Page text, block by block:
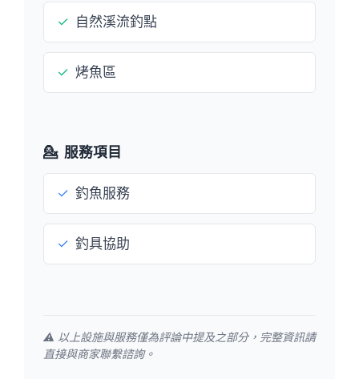
✓ 自然溪流釣點
✓ 烤魚區
💁 服務項目
✓ 釣魚服務
✓ 釣具協助
⚠️ 以上設施與服務僅為評論中提及之部分，完整資訊請
直接與商家聯繫諮詢。